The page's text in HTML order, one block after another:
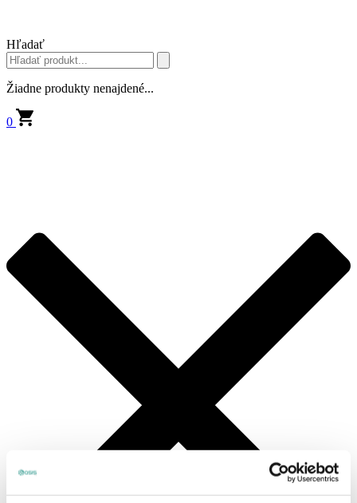
Hľadať
Žiadne produkty nenajdené...
0